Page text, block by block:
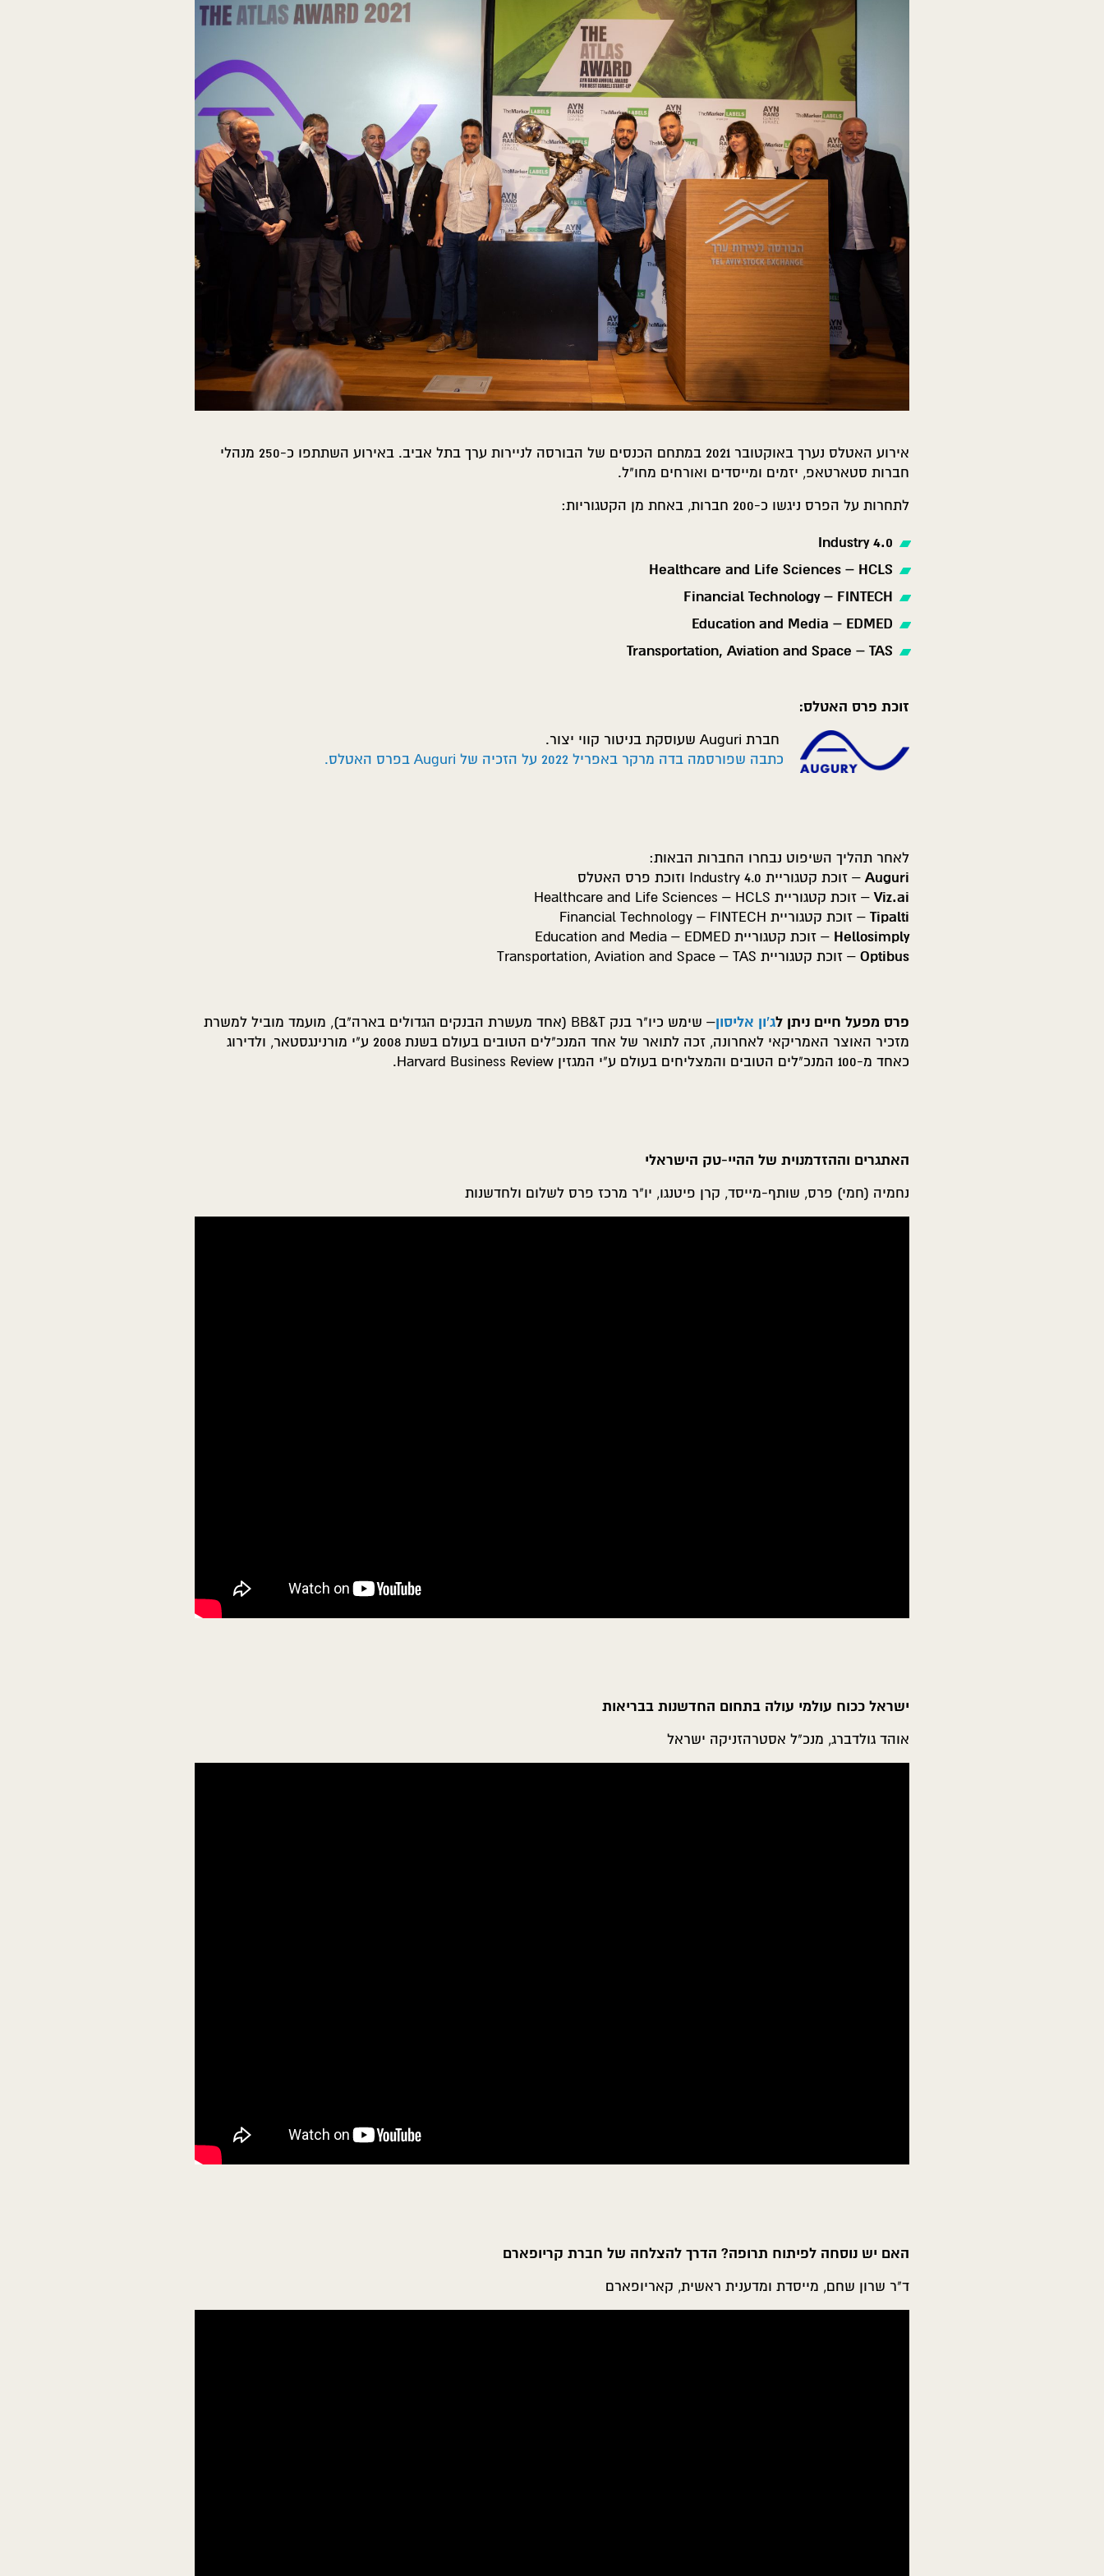
אירוע האטלס נערך באוקטובר 2021 במתחם הכנסים של הבורסה לניירות ערך בתל אביב. באירוע השתתפו כ-250 מנהלי
חברות סטארטאפ, יזמים ומייסדים ואורחים מחו"ל.
לתחרות על הפרס ניגשו כ-200 חברות, באחת מן הקטגוריות:
Industry 4.0
Healthcare and Life Sciences – HCLS
Financial Technology – FINTECH
Education and Media – EDMED
Transportation, Aviation and Space – TAS
זוכת פרס האטלס:
חברת Auguri שעוסקת בניטור קווי יצור.
כתבה שפורסמה בדה מרקר באפריל 2022 על הזכיה של Auguri בפרס האטלס.
לאחר תהליך השיפוט נבחרו החברות הבאות:
Auguri– זוכת קטגוריית Industry 4.0 וזוכת פרס האטלס
Viz.ai– זוכת קטגוריית Healthcare and Life Sciences – HCLS
Tipalti – זוכת קטגוריית Financial Technology – FINTECH
Hellosimply – זוכת קטגוריית Education and Media – EDMED
Optibus – זוכת קטגוריית Transportation, Aviation and Space – TAS
פרס מפעל חיים ניתן לג'ון אליסון
– שימש כיו"ר בנק BB&T (אחד מעשרת הבנקים הגדולים בארה"ב), מועמד מוביל למשרת
מזכיר האוצר האמריקאי לאחרונה, זכה לתואר של אחד המנכ"לים הטובים בעולם בשנת 2008 ע"י מורנינגסטאר, ולדירוג
כאחד מ-100 המנכ"לים הטובים והמצליחים בעולם ע"י המגזין Harvard Business Review.
האתגרים וההזדמנוית של ההיי-טק הישראלי
נחמיה (חמי) פרס, שותף-מייסד, קרן פיטנגו, יו"ר מרכז פרס לשלום ולחדשנות
ישראל ככוח עולמי עולה בתחום החדשנות בבריאות
אוהד גולדברג, מנכ"ל אסטרהזניקה ישראל
האם יש נוסחה לפיתוח תרופה? הדרך להצלחה של חברת קריופארם
ד"ר שרון שחם, מייסדת ומדענית ראשית, קאריופארם